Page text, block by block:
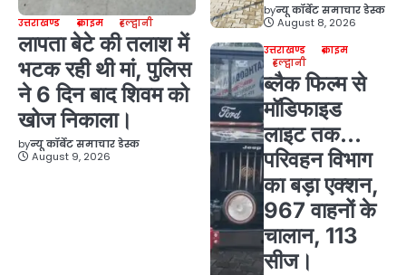
उत्तराखण्ड क्राइम हल्द्वानी
लापता बेटे की तलाश में
भटक रही थी मां, पुलिस
ने 6 दिन बाद शिवम को
खोज निकाला।
byन्यू कॉर्बेट समाचार डेस्क
August 9, 2026
byन्यू कॉर्बेट समाचार डेस्क
August 8, 2026
उत्तराखण्ड
क्राइम
हल्द्वानी
ब्लैक फिल्म से
मॉडिफाइड
लाइट तक…
परिवहन विभाग
का बड़ा एक्शन,
967 वाहनों के
चालान, 113
सीज।